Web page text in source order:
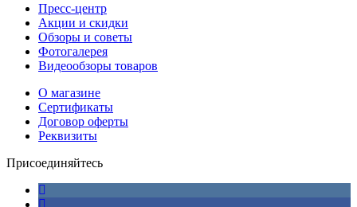
Пресс-центр
Акции и скидки
Обзоры и советы
Фотогалерея
Видеообзоры товаров
О магазине
Сертификаты
Договор оферты
Реквизиты
Присоединяйтесь